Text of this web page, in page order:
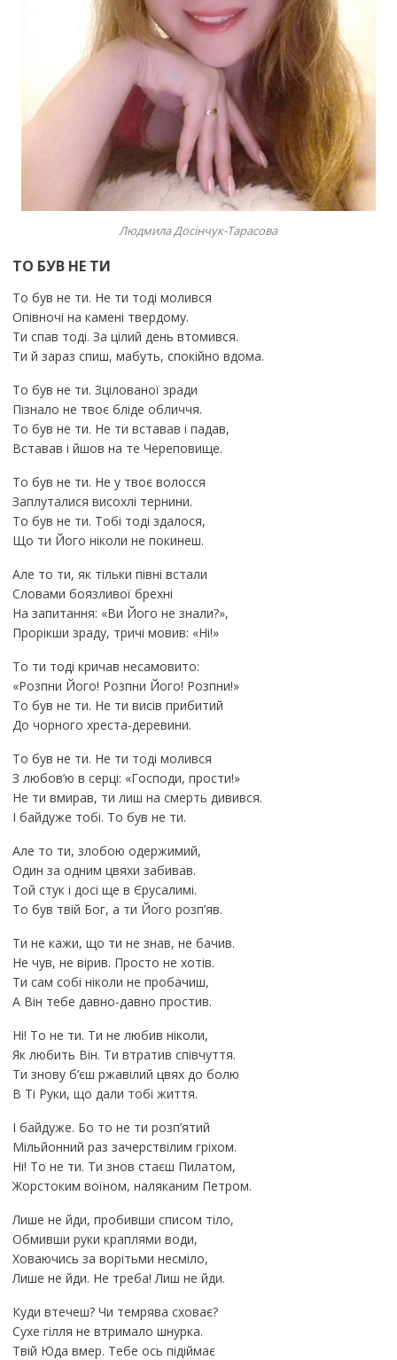
Людмила Досінчук-Тарасова
ТО БУВ НЕ ТИ
То був не ти. Не ти тоді молився
Опівночі на камені твердому.
Ти спав тоді. За цілий день втомився.
Ти й зараз спиш, мабуть, спокійно вдома.
То був не ти. Зцілованої зради
Пізнало не твоє бліде обличчя.
То був не ти. Не ти вставав і падав,
Вставав і йшов на те Череповище.
То був не ти. Не у твоє волосся
Заплуталися висохлі тернини.
То був не ти. Тобі тоді здалося,
Що ти Його ніколи не покинеш.
Але то ти, як тільки півні встали
Словами боязливої брехні
На запитання: «Ви Його не знали?»,
Прорікши зраду, тричі мовив: «Ні!»
То ти тоді кричав несамовито:
«Розпни Його! Розпни Його! Розпни!»
То був не ти. Не ти висів прибитий
До чорного хреста-деревини.
То був не ти. Не ти тоді молився
З любов’ю в серці: «Господи, прости!»
Не ти вмирав, ти лиш на смерть дивився.
І байдуже тобі. То був не ти.
Але то ти, злобою одержимий,
Один за одним цвяхи забивав.
Той стук і досі ще в Єрусалимі.
То був твій Бог, а ти Його розп’яв.
Ти не кажи, що ти не знав, не бачив.
Не чув, не вірив. Просто не хотів.
Ти сам собі ніколи не пробачиш,
А Він тебе давно-давно простив.
Ні! То не ти. Ти не любив ніколи,
Як любить Він. Ти втратив співчуття.
Ти знову б’єш ржавілий цвях до болю
В Ті Руки, що дали тобі життя.
І байдуже. Бо то не ти розп’ятий
Мільйонний раз зачерствілим гріхом.
Ні! То не ти. Ти знов стаєш Пилатом,
Жорстоким воїном, наляканим Петром.
Лише не йди, пробивши списом тіло,
Обмивши руки краплями води,
Ховаючись за ворітьми несміло,
Лише не йди. Не треба! Лиш не йди.
Куди втечеш? Чи темрява сховає?
Сухе гілля не втримало шнурка.
Твій Юда вмер. Тебе ось підіймає